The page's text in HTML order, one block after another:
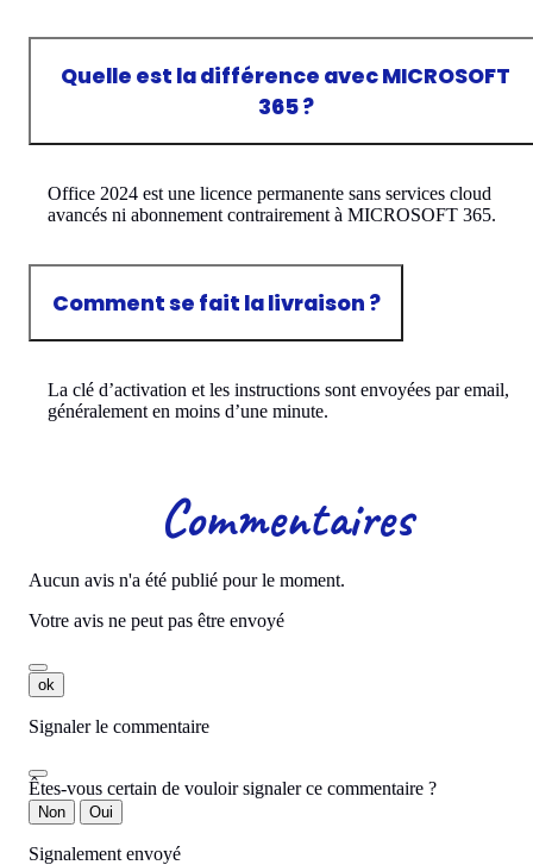
Quelle est la différence avec MICROSOFT
365 ?
Office 2024 est une licence permanente sans services cloud
avancés ni abonnement contrairement à MICROSOFT 365.
Comment se fait la livraison ?
La clé d’activation et les instructions sont envoyées par email,
généralement en moins d’une minute.
Commentaires
Aucun avis n'a été publié pour le moment.
Votre avis ne peut pas être envoyé
ok
Signaler le commentaire
Êtes-vous certain de vouloir signaler ce commentaire ?
Non Oui
Signalement envoyé